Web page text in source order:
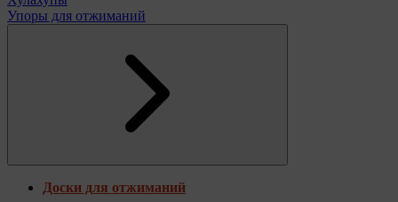
Упоры для отжиманий
Доски для отжиманий